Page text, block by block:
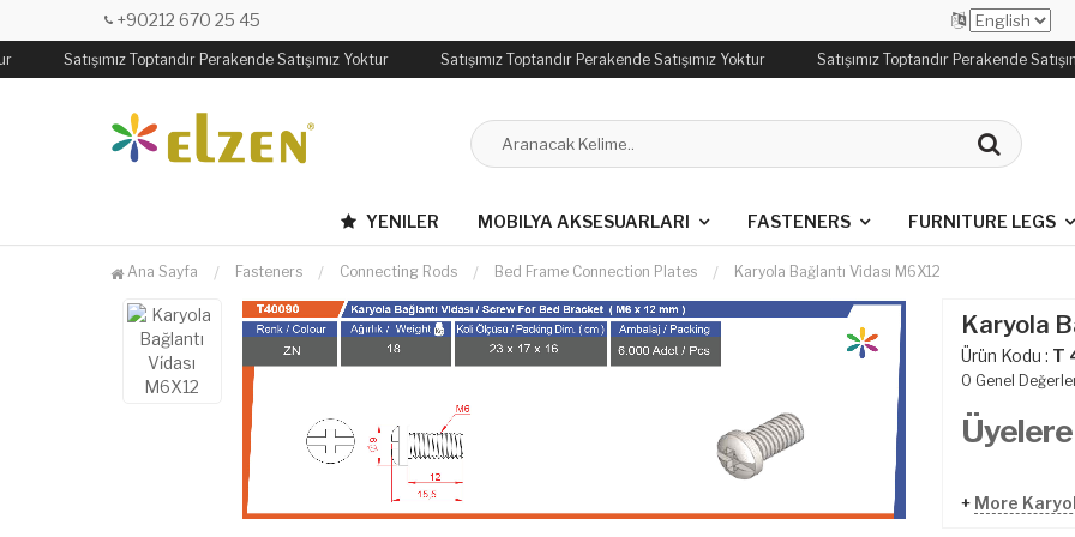
+90212 670 25 45
Satışımız Toptandır Perakende Satışımız Yoktur Satışımız Toptandır Perakende Satışımız Yoktur Satışımız Toptandır Perakende
YENILER MOBILYA AKSESUARLARI FASTENERS FURNITURE LEGS
Ana Sayfa Fasteners Connecting Rods Bed Frame Connection Plates Karyola Bağlantı Vi̇dası M6X12
Karyola
Ürün Kodu : T
0 Genel
+ More